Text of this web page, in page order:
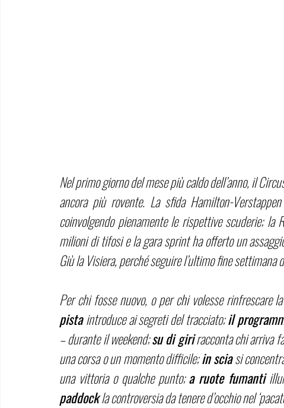
Nel primo giorno del mese più caldo dell’anno, il
ancora più rovente. La sfida Hamilton-
coinvolgendo pienamente le rispettive scuderie;
milioni di tifosi e la gara sprint ha offerto un
Giù la Visiera, perché seguire l’ultimo fine settimana
Per chi fosse nuovo, o per chi volesse rinfrescare
pista introduce ai segreti del tracciato; il
– durante il weekend; su di giri racconta chi arriva
una corsa o un momento difficile; in scia si
una vittoria o qualche punto; a ruote fumanti
paddock la controversia da tenere d’occhio nel